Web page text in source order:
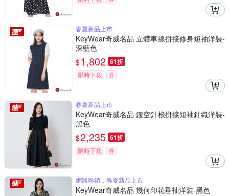
春夏新品上市
KeyWear奇威名品 立體車線拼接修身短袖洋裝-
深藍色
$1,802 61折
限時下殺 券
春夏新品上市
KeyWear奇威名品 鏤空針梭拼接短袖針織洋裝-
黑色
$2,235 61折
限時下殺 券
網路熱銷，春夏新品上市
KeyWear奇威名品 幾何印花垂袖洋裝-黑色